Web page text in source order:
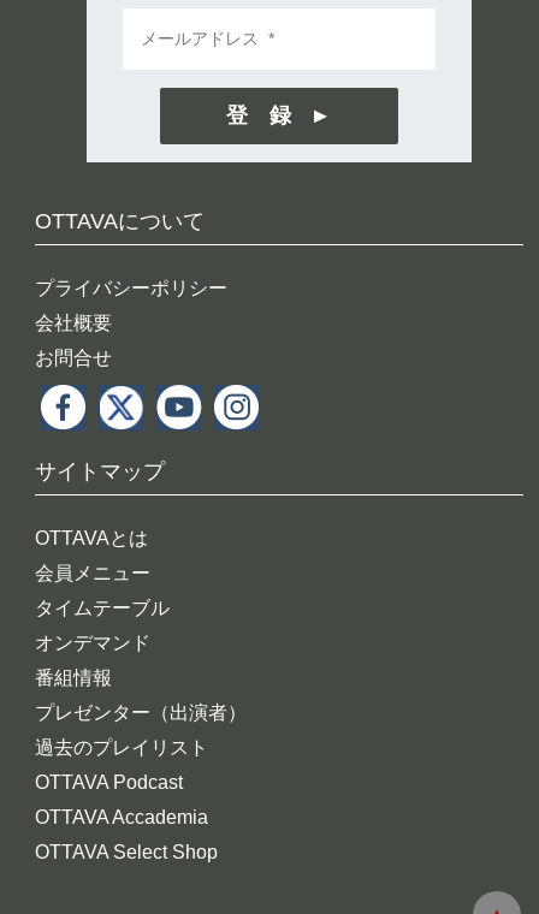
OTTAVAについて
プライバシーポリシー
会社概要
お問合せ
サイトマップ
OTTAVAとは
会員メニュー
タイムテーブル
オンデマンド
番組情報
プレゼンター（出演者）
過去のプレイリスト
OTTAVA Podcast
OTTAVA Accademia
OTTAVA Select Shop
登 録